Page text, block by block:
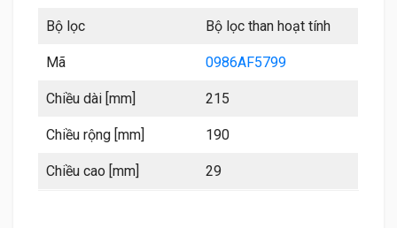
Bộ lọc Bộ lọc than hoạt tính
Mã 0986AF5799
Chiều dài [mm] 215
Chiều rộng [mm] 190
Chiều cao [mm] 29